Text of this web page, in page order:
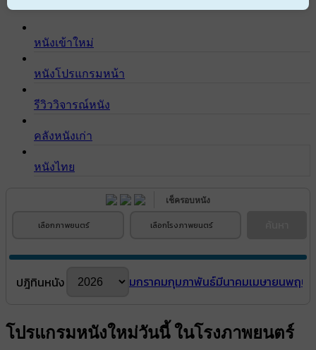
หนังเข้าใหม่
หนังโปรแกรมหน้า
รีวิววิจารณ์หนัง
คลังหนังเก่า
หนังไทย
เช็ครอบหนัง
เลือกภาพยนตร์ เลือกโรงภาพยนตร์
ปฎิทินหนัง มกราคมกุมภาพันธ์มีนาคมเมษายนพฤษ
โปรแกรมหนังใหม่วันนี้ ในโรงภาพยนตร์